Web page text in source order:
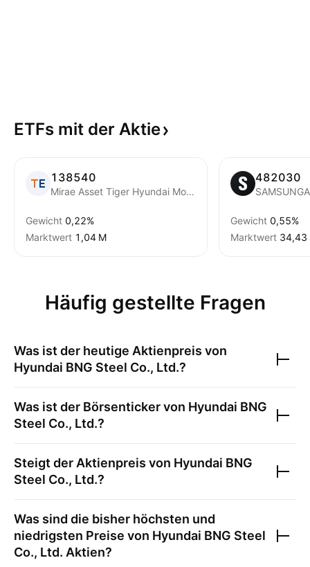
ETFs mit der Aktie
138540
Mirae Asset Tiger Hyundai Motor Group ETF
Gewicht 0,22%
Marktwert ‪1,04 M‬
482030
Gewicht 0,55%
Marktwert ‪34,43
Häufig gestellte Fragen
Was ist der heutige Aktienpreis von
Hyundai BNG Steel Co., Ltd.?
Was ist der Börsenticker von Hyundai BNG
Steel Co., Ltd.?
Steigt der Aktienpreis von Hyundai BNG
Steel Co., Ltd.?
Was sind die bisher höchsten und
niedrigsten Preise von Hyundai BNG Steel
Co., Ltd. Aktien?